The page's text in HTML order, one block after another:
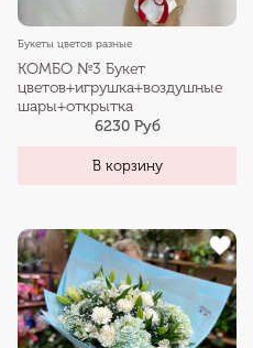
Букеты цветов разные
КОМБО №3 Букет
цветов+игрушка+воздушные
шары+открытка
6230 Руб
В корзину